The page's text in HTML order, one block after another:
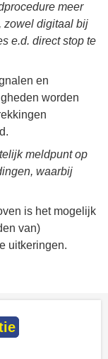
meer
zowel digitaal bij
e.d. direct stop te
en
worden
meldpunt op
waarbij
is het mogelijk
van)
uitkeringen.